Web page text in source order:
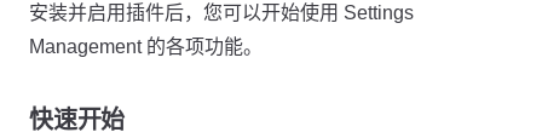
安装并启用插件后，您可以开始使用 Settings
Management 的各项功能。
快速开始